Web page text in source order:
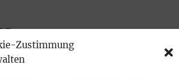
Zustimmung